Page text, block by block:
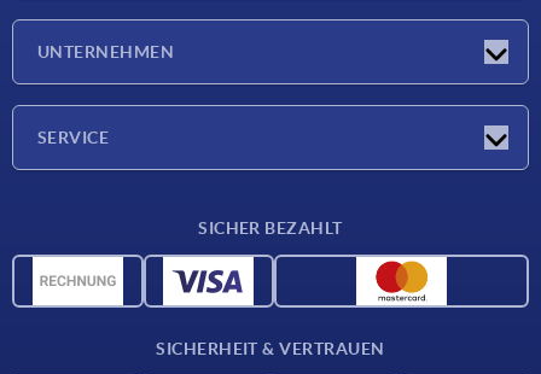
UNTERNEHMEN
SERVICE
CAD-Daten
SICHER BEZAHLT
SICHERHEIT & VERTRAUEN